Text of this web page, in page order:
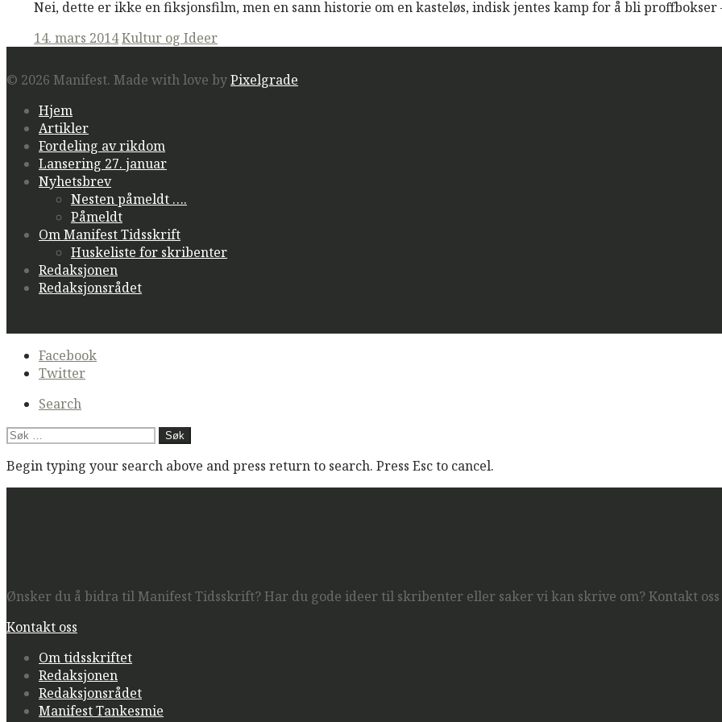
Nei, dette er ikke en fiksjonsfilm, men en sann historie om en kasteløs, indisk jentes kamp for å bli
Posted
14. mars 2014Kultur og Ideer
© 2026 Manifest. Made with love byPixelgrade
Hjem
Artikler
Fordeling av rikdom
Lansering 27. januar
Nyhetsbrev
Nesten påmeldt ….
Påmeldt
Om Manifest Tidsskrift
Huskeliste for skribenter
Redaksjonen
Redaksjonsrådet
Secondary
navigation
Facebook
Twitter
Search
Søk
Begin typing your search above and press return to search. Press Esc to cancel.
Ønsker du å bidra til Manifest Tidsskrift? Har du gode ideer til skribenter eller saker vi kan skrive om? Kontakt oss
Kontakt oss
Om tidsskriftet
Redaksjonen
Redaksjonsrådet
Manifest Tankesmie